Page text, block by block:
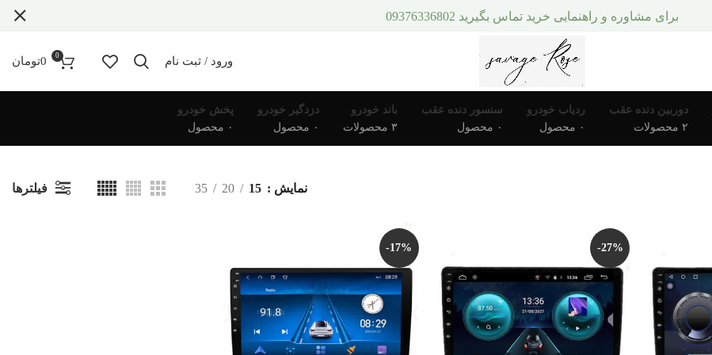
ورود / ثبت نام 0
0تومان
دوربین دنده عقب
۲ محصولات
ردیاب خودرو
۰ محصول
سنسور دنده عقب
۰ محصول
باند خودرو
۳ محصولات
دزدگیر خودرو
۰ محصول
پخش خودرو
۰ محصول
نمایش 15
20
35 فیلترها
-27%
-17%
برای مشاوره و راهنمایی خرید تماس بگیرید 09376336802